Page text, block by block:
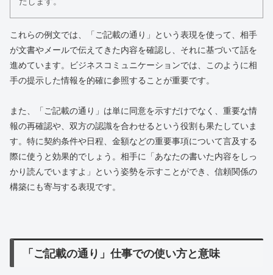
これらの例文では、「ご記載の通り」という表現を使って、相手
が文書やメールで伝えてきた内容を確認し、それに基づいて話を
進めています。ビジネスコミュニケーションでは、このように相
手の提示した情報を的確に参照することが重要です。
また、「ご記載の通り」は単に同意を示すだけでなく、重要な情
報の再確認や、双方の認識を合わせるという役割も果たしていま
す。特に契約条件や日程、金額などの重要事項について言及する
際に使うと効果的でしょう。相手に「あなたの書いた内容をしっ
かり読んでいますよ」という姿勢を示すことができ、信頼関係の
構築にも寄与する表現です。
「ご記載の通り」仕事での使い方と意味